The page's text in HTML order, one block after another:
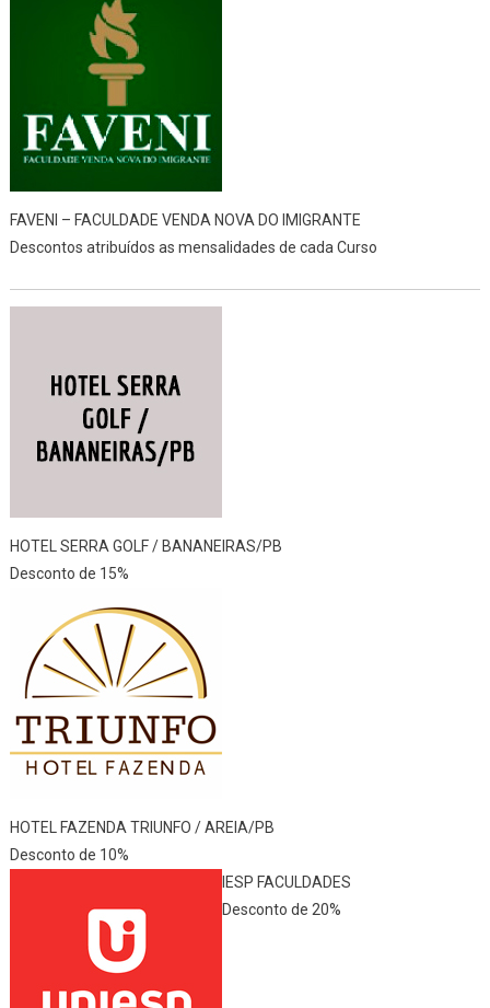
FAVENI – FACULDADE VENDA NOVA DO IMIGRANTE
Descontos atribuídos as mensalidades de cada Curso
HOTEL SERRA GOLF / BANANEIRAS/PB
Desconto de 15%
HOTEL FAZENDA TRIUNFO / AREIA/PB
Desconto de 10%
IESP FACULDADES
Desconto de 20%